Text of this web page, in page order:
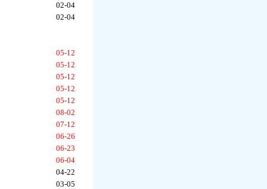
02-04
02-04
05-12
05-12
05-12
05-12
05-12
08-02
07-12
06-26
06-23
06-04
04-22
03-05